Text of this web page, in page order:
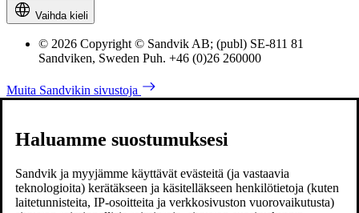
Vaihda kieli
© 2026 Copyright © Sandvik AB; (publ) SE-811 81
Sandviken, Sweden Puh. +46 (0)26 260000
Muita Sandvikin sivustoja
Haluamme suostumuksesi
Sandvik ja myyjämme käyttävät evästeitä (ja vastaavia
teknologioita) kerätäkseen ja käsitelläkseen henkilötietoja (kuten
laitetunnisteita, IP-osoitteita ja verkkosivuston vuorovaikutusta)